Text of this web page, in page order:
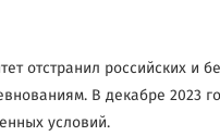
отстранил российских и
В декабре 2023
условий.